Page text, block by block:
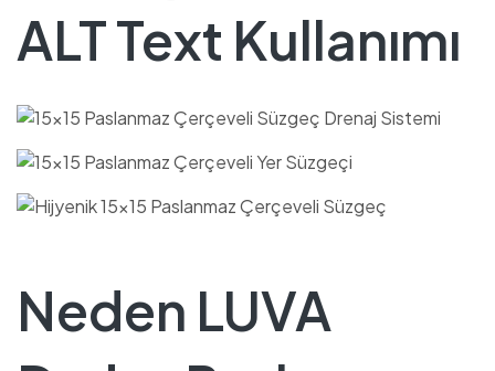
ALT Text Kullanımı
Neden LUVA